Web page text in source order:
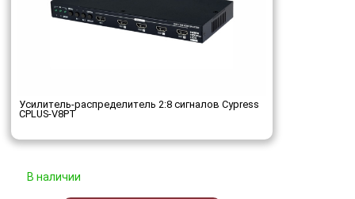
Усилитель-распределитель 2:8 сигналов Cypress
CPLUS-V8PT
В наличии